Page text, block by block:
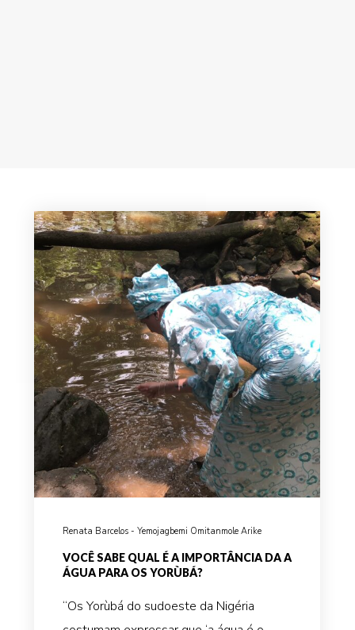
Renata Barcelos - Yemojagbemi Omitanmole Arike
VOCÊ SABE QUAL É A IMPORTÂNCIA DA A
ÁGUA PARA OS YORÙBÁ?
“Os Yorùbá do sudoeste da Nigéria